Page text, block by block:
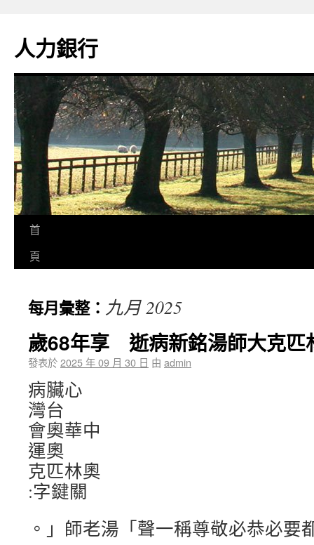
人力銀行
首
頁
每月彙整： 九月 2025
歲68年享 逝病新銘湯師大克匹
發表於2025 年 09 月 30 日 由 admin
病臟心
灣台
會奧華中
運奧
克匹林奧
:字鍵關
。」師老湯「聲一稱尊敬必恭必要